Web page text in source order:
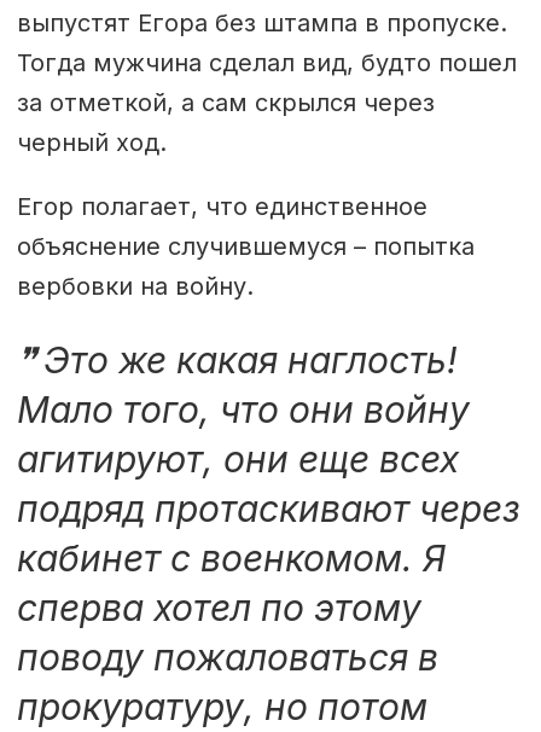
выпустят Егора без штампа в пропуске.
Тогда мужчина сделал вид, будто пошел
за отметкой, а сам скрылся через
черный ход.
Егор полагает, что единственное
объяснение случившемуся – попытка
вербовки на войну.
Это же какая наглость!
Мало того, что они войну
агитируют, они еще всех
подряд протаскивают через
кабинет с военкомом. Я
сперва хотел по этому
поводу пожаловаться в
прокуратуру, но потом